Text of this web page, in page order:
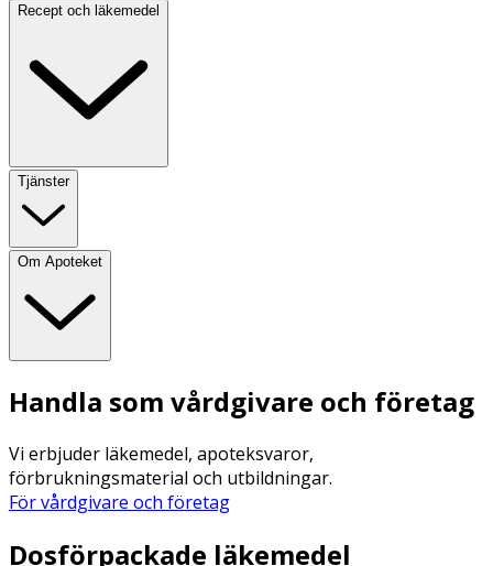
Recept och läkemedel
Tjänster
Om Apoteket
Handla som vårdgivare och företag
Vi erbjuder läkemedel, apoteksvaror,
förbrukningsmaterial och utbildningar.
För vårdgivare och företag
Dosförpackade läkemedel